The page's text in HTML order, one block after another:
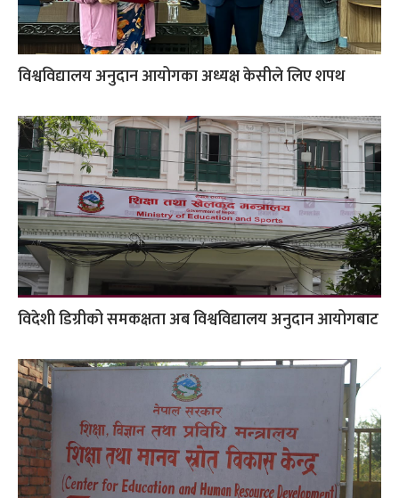
विश्वविद्यालय अनुदान आयोगका अध्यक्ष केसीले लिए शपथ
विदेशी डिग्रीको समकक्षता अब विश्वविद्यालय अनुदान आयोगबाट